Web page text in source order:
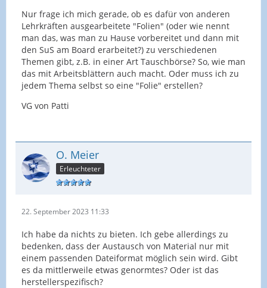
Nur frage ich mich gerade, ob es dafür von anderen
Lehrkräften ausgearbeitete "Folien" (oder wie nennt
man das, was man zu Hause vorbereitet und dann mit
den SuS am Board erarbeitet?) zu verschiedenen
Themen gibt, z.B. in einer Art Tauschbörse? So, wie man
das mit Arbeitsblättern auch macht. Oder muss ich zu
jedem Thema selbst so eine "Folie" erstellen?
VG von Patti
O. Meier
Erleuchteter
22. September 2023 11:33
Ich habe da nichts zu bieten. Ich gebe allerdings zu
bedenken, dass der Austausch von Material nur mit
einem passenden Dateiformat möglich sein wird. Gibt
es da mittlerweile etwas genormtes? Oder ist das
herstellerspezifisch?